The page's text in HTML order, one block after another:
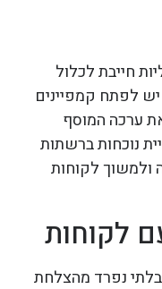
חייבת לכלול
יש לפתח קמפיינים
ערכה המוסף
נוכחות ברשתות
ולמשוך לקוחות
לקוחות
נפרד מהצלחת